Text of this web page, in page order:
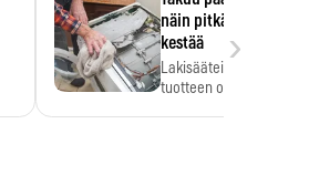
näin pitkään
kestää
Lakisääteinen
tuotteen oletetun
›